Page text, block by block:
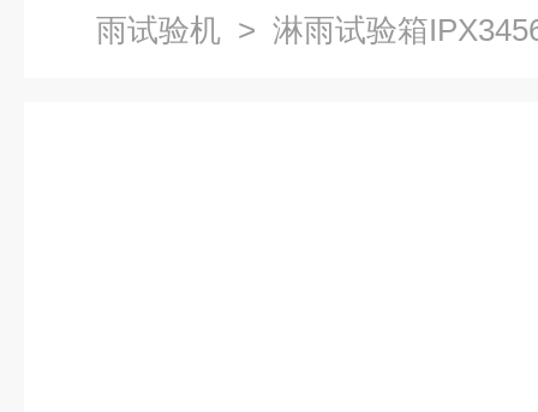
雨试验机 > 淋雨试验箱